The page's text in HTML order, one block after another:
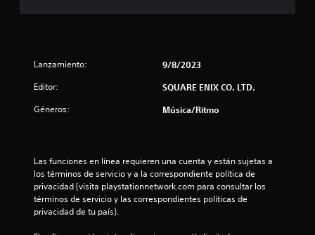
Lanzamiento: 9/8/2023
Editor: SQUARE ENIX CO. LTD.
Géneros: Música/Ritmo
Las funciones en línea requieren una cuenta y están sujetas a
los términos de servicio y a la correspondiente política de
privacidad (visita playstationnetwork.com para consultar los
términos de servicio y las correspondientes políticas de
privacidad de tu país).